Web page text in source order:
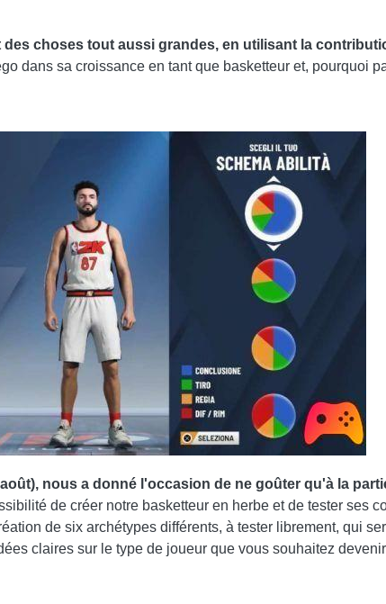
choses tout aussi grandes, en utilisant la
dans sa croissance en tant que basketteur et, pourquoi
nous a donné l'occasion de ne goûter qu'à la
de créer notre basketteur en herbe et de tester ses
de six archétypes différents, à tester librement, qui
claires sur le type de joueur que vous souhaitez